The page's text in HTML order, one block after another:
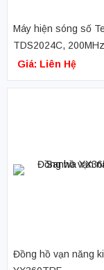
Máy hiện sóng số
TDS2024C,
Giá: Liên Hệ
Đồng hồ vạn năng